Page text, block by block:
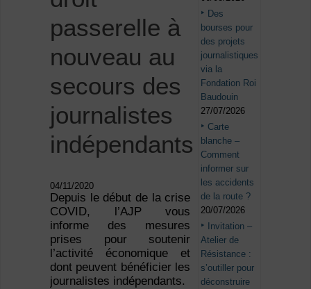
passerelle à
nouveau au
secours des
journalistes
indépendants
04/11/2020
Depuis le début de la crise
COVID, l’AJP vous
informe des mesures
prises pour soutenir
l’activité économique et
dont peuvent bénéficier les
journalistes indépendants.
Des
bourses pour
des projets
journalistiques
via la
Fondation Roi
Baudouin
27/07/2026
Carte
blanche –
Comment
informer sur
les accidents
de la route ?
20/07/2026
Invitation –
Atelier de
Résistance :
s’outiller pour
déconstruire